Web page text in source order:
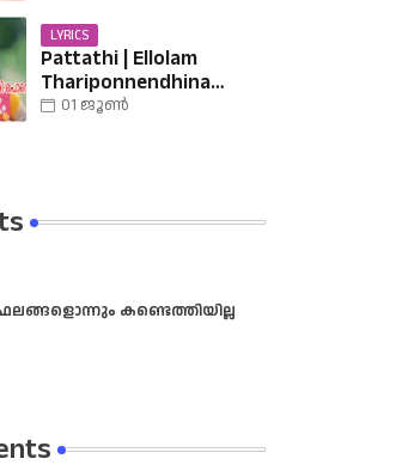
Sreerama Song
Malayalam | Hindu
Devotional
LYRICS
Pattathi | Ellolam
Thariponnendhina
Lyrics | എള്ളോളം തരി
01 ജൂൺ
കണ്ടെത്തിയില്ല